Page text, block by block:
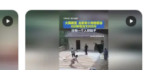
可以不要把我遣返回国”